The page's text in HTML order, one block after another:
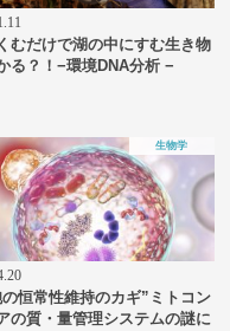
むだけで湖の中にすむ生き物
る？！−環境DNA分析 −
生物学
恒常性維持のカギ”ミトコン
の質・量管理システムの謎に